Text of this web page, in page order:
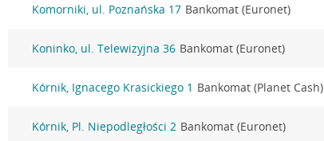
Komorniki, ul. Poznańska 17 Bankomat (Euronet)
Koninko, ul. Telewizyjna 36 Bankomat (Euronet)
Kórnik, Ignacego Krasickiego 1 Bankomat (Planet Cash)
Kórnik, Pl. Niepodległości 2 Bankomat (Euronet)